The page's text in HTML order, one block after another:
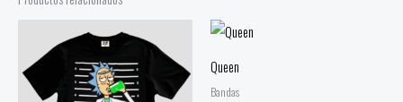
Queen
Bandas